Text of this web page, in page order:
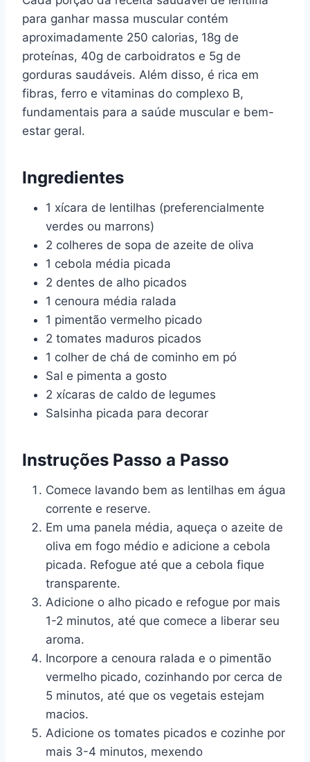
para ganhar massa muscular contém
aproximadamente 250 calorias, 18g de
proteínas, 40g de carboidratos e 5g de
gorduras saudáveis. Além disso, é rica em
fibras, ferro e vitaminas do complexo B,
fundamentais para a saúde muscular e bem-
estar geral.
Ingredientes
1 xícara de lentilhas (preferencialmente
verdes ou marrons)
2 colheres de sopa de azeite de oliva
1 cebola média picada
2 dentes de alho picados
1 cenoura média ralada
1 pimentão vermelho picado
2 tomates maduros picados
1 colher de chá de cominho em pó
Sal e pimenta a gosto
2 xícaras de caldo de legumes
Salsinha picada para decorar
Instruções Passo a Passo
Comece lavando bem as lentilhas em água
corrente e reserve.
Em uma panela média, aqueça o azeite de
oliva em fogo médio e adicione a cebola
picada. Refogue até que a cebola fique
transparente.
Adicione o alho picado e refogue por mais
1-2 minutos, até que comece a liberar seu
aroma.
Incorpore a cenoura ralada e o pimentão
vermelho picado, cozinhando por cerca de
5 minutos, até que os vegetais estejam
macios.
Adicione os tomates picados e cozinhe por
mais 3-4 minutos, mexendo